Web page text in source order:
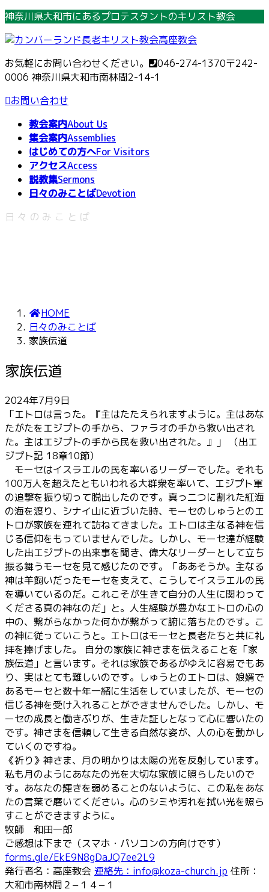
コ
テ
ン
ツ
へ
ス
ナ
ゲ
ー
シ
ョ
ン
神奈川県大和市にあるプロテスタントのキリスト教会
お気軽にお問い合わせください。 046-274-1370〒242-
0006 神奈川県大和市南林間2-14-1
お問い合わせ
教会案内About Us
集会案内Assemblies
はじめての方へFor Visitors
アクセスAccess
説教集Sermons
日々のみことばDevotion
日々のみことば
HOME
日々のみことば
家族伝道
家族伝道
2024年7月9日
「エトロは言った。『主はたたえられますように。主はあな
たがたをエジプトの手から、ファラオの手から救い出され
た。主はエジプトの手から民を救い出された。』」 （出エ
ジプト記 18章10節）
モーセはイスラエルの民を率いるリーダーでした。それも
100万人を超えたともいわれる大群衆を率いて、エジプト軍
の追撃を振り切って脱出したのです。真っ二つに割れた紅海
の海を渡り、シナイ山に近づいた時、モーセのしゅうとのエ
トロが家族を連れて訪ねてきました。エトロは主なる神を信
じる信仰をもっていませんでした。しかし、モーセ達が経験
した出エジプトの出来事を聞き、偉大なリーダーとして立ち
振る舞うモーセを見て感じたのです。「ああそうか。主なる
神は羊飼いだったモーセを支えて、こうしてイスラエルの民
を導いているのだ。これこそが生きて自分の人生に関わって
くださる真の神なのだ」と。人生経験が豊かなエトロの心の
中の、繋がらなかった何かが繋がって腑に落ちたのです。こ
の神に従っていこうと。エトロはモーセと長老たちと共に礼
拝を捧げました。 自分の家族に神さまを伝えることを「家
族伝道」と言います。それは家族であるがゆえに容易でもあ
り、実はとても難しいのです。しゅうとのエトロは、娘婿で
あるモーセと数十年一緒に生活をしていましたが、モーセの
信じる神を受け入れることができませんでした。しかし、モ
ーセの成長と働きぶりが、生きた証しとなって心に響いたの
です。神さまを信頼して生きる自然な姿が、人の心を動かし
ていくのですね。
《祈り》神さま、月の明かりは太陽の光を反射しています。
私も月のようにあなたの光を大切な家族に照らしたいので
す。あなたの輝きを弱めることのないように、この私をあな
たの言葉で磨いてください。心のシミや汚れを拭い光を照ら
すことができますように。
牧師 和田一郎
ご感想は下まで（スマホ・パソコンの方向けです）
forms.gle/EkE9N8gDaJQ7ee2L9
発行者名：高座教会 連絡先：info@koza-church.jp 住所：
大和市南林間２−１４−１